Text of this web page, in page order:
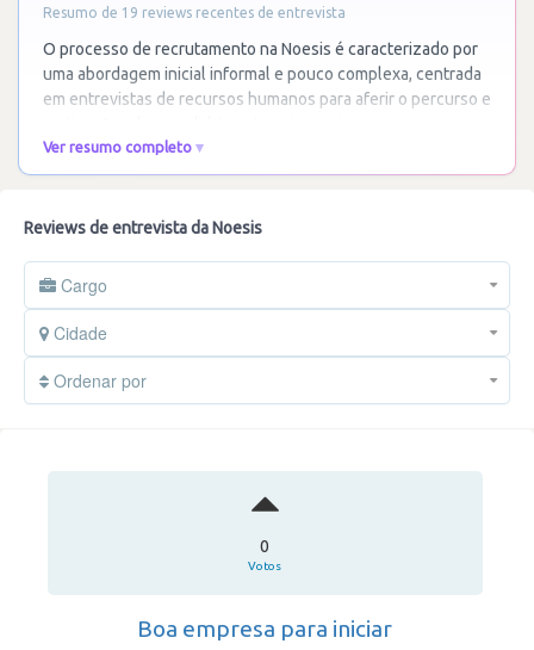
Resumo de 19 reviews recentes de entrevista
O processo de recrutamento na Noesis é caracterizado por
uma abordagem inicial informal e pouco complexa, centrada
em entrevistas de recursos humanos para aferir o percurso e
Ver resumo completo
Reviews de entrevista da Noesis
Cargo
Cidade
Ordenar por
0
Votos
Boa empresa para iniciar